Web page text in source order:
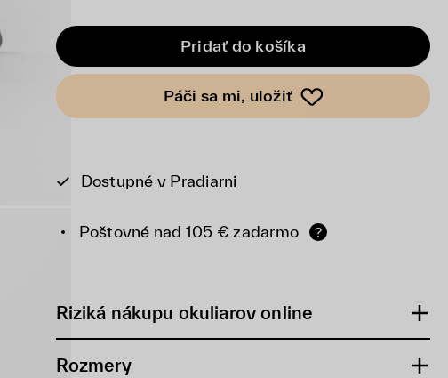
Pridať do košíka
Páči sa mi, uložiť
Dostupné v Pradiarni
Poštovné nad 105 € zadarmo ?
Riziká nákupu okuliarov online
Rozmery